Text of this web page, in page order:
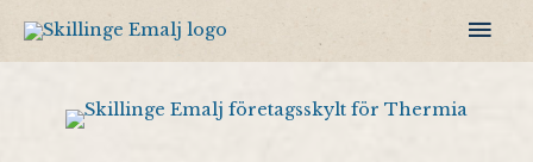
Inhalt